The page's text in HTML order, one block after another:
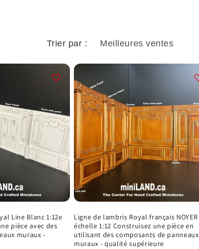
Trier par :
Line Blanc 1:12e
pièce avec des
muraux -
Ligne de lambris Royal français NOYER
échelle 1:12 Construisez une pièce en
utilisant des composants de panneaux
muraux - qualité supérieure